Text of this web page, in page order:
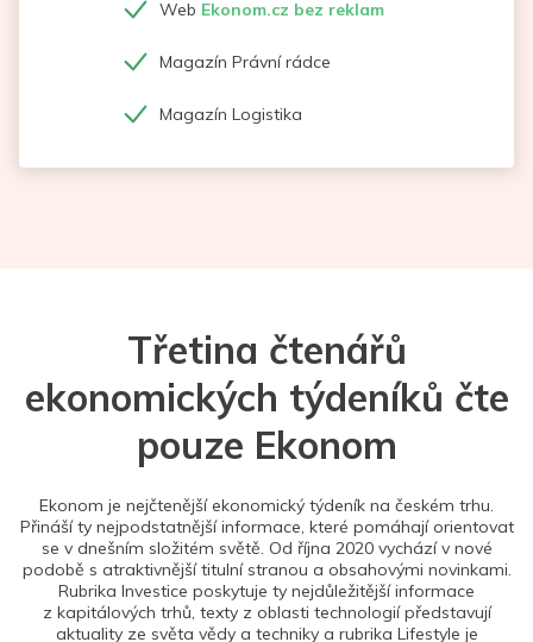
Web Ekonom.cz bez reklam
Magazín Právní rádce
Magazín Logistika
Třetina čtenářů
ekonomických týdeníků čte
pouze Ekonom
Ekonom je nejčtenější ekonomický týdeník na českém trhu.
Přináší ty nejpodstatnější informace, které pomáhají orientovat
se v dnešním složitém světě. Od října 2020 vychází v nové
podobě s atraktivnější titulní stranou a obsahovými novinkami.
Rubrika Investice poskytuje ty nejdůležitější informace
z kapitálových trhů, texty z oblasti technologií představují
aktuality ze světa vědy a techniky a rubrika Lifestyle je